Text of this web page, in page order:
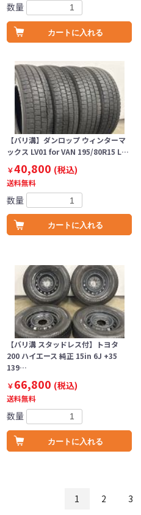
数量
カートに入れる
【バリ溝】ダンロップ ウィンターマ
ックス LV01 for VAN 195/80R15 L…
￥40,800 (税込)
送料無料
数量
カートに入れる
【バリ溝 スタッドレス付】トヨタ
200 ハイエース 純正 15in 6J +35
139…
￥66,800 (税込)
送料無料
数量
カートに入れる
1 2 3